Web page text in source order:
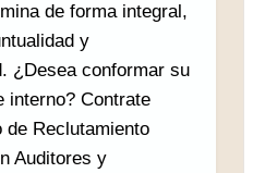
de forma integral,
y
¿Desea conformar su
interno? Contrate
Reclutamiento
Auditores y